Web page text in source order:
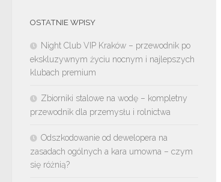
OSTATNIE WPISY
Night Club VIP Kraków – przewodnik po
ekskluzywnym życiu nocnym i najlepszych
klubach premium
Zbiorniki stalowe na wodę – kompletny
przewodnik dla przemysłu i rolnictwa
Odszkodowanie od dewelopera na
zasadach ogólnych a kara umowna – czym
się różnią?